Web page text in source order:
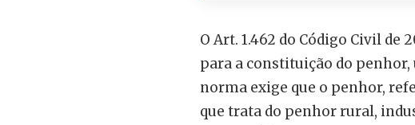
O Art. 1.462 do Código Civil
para a constituição do
norma exige que o penhor,
que trata do penhor rural,